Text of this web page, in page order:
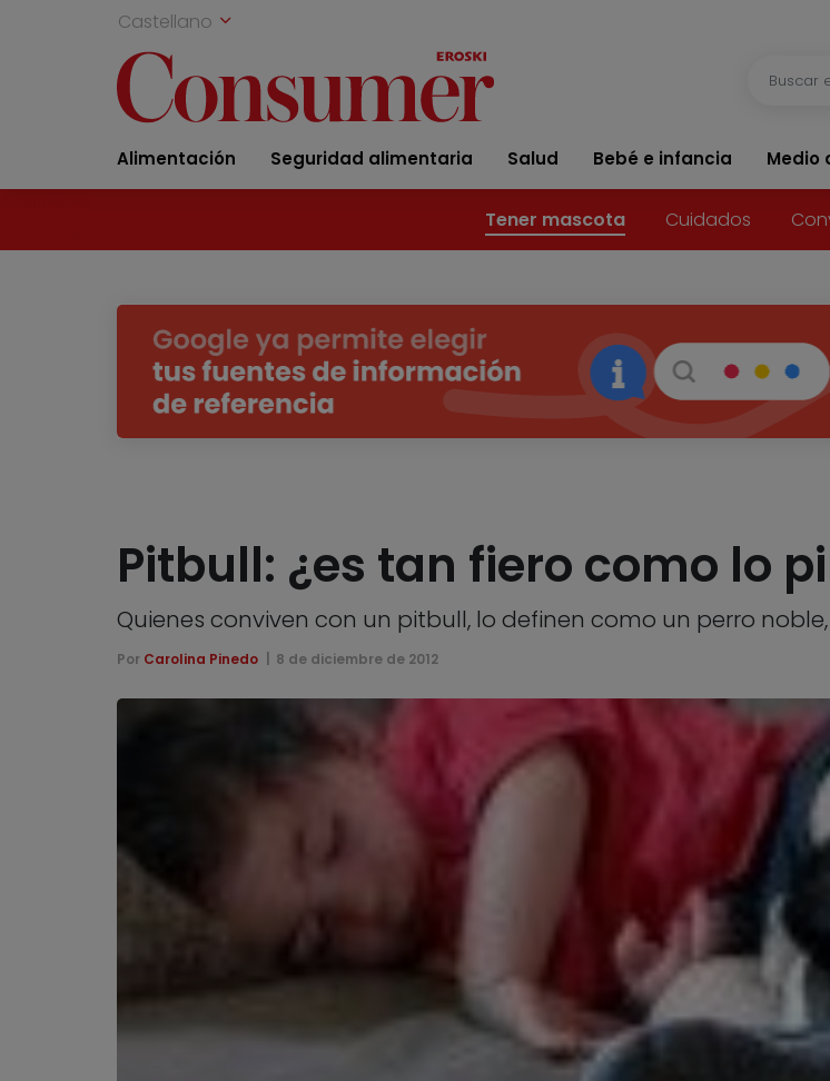
Castellano
Alimentación Seguridad alimentaria Salud Bebé e infancia Medio
Tener mascota Cuidados
Pitbull: ¿es tan fiero como lo
Quienes conviven con un pitbull, lo definen como un perro
Por Carolina Pinedo 8 de diciembre de 2012